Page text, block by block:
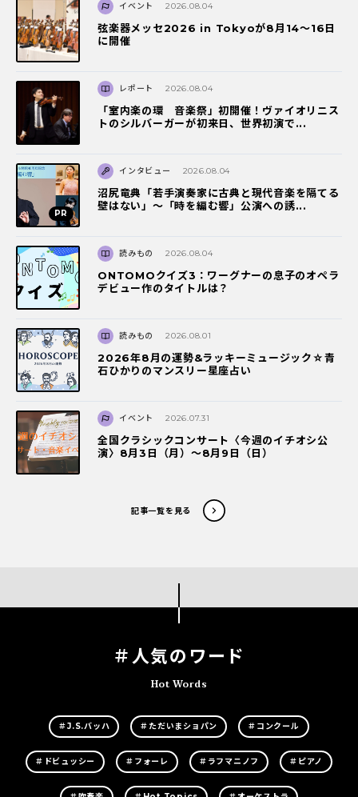
イベント 2026.08.04
弦楽器メッセ2026 in Tokyoが8月14～16日
に開催
レポート 2026.08.04
「室内楽の環 音楽祭」初開催！ヴァイオリニス
トのシルバーガーが初来日、世界初演で...
インタビュー 2026.08.04
沼尻竜典「若手演奏家に古典と現代音楽を隔てる
壁はない」～「時を編む響」公演への誘...
読みもの 2026.08.04
ONTOMOクイズ3：ワーグナーの息子のオペラ
デビュー作のタイトルは？
読みもの 2026.08.01
2026年8月の運勢&ラッキーミュージック☆青
石ひかりのマンスリー星座占い
イベント 2026.07.31
全国クラシックコンサート〈今週のイチオシ公
演〉8月3日（月）～8月9日（日）
記事一覧を見る
＃人気のワード
Hot Words
＃J.S.バッハ ＃ただいまショパン ＃コンクール
＃ドビュッシー ＃フォーレ ＃ラフマニノフ ＃ピアノ